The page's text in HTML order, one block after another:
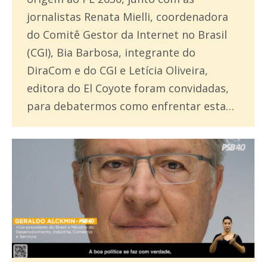
jornalistas Renata Mielli, coordenadora
do Comitê Gestor da Internet no Brasil
(CGI), Bia Barbosa, integrante do
DiraCom e do CGI e Letícia Oliveira,
editora do El Coyote foram convidadas,
para debatermos como enfrentar esta…